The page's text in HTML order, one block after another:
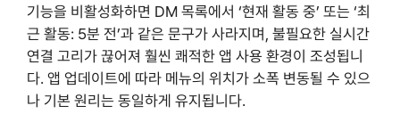
기능을 비활성화하면 DM 목록에서 ‘현재 활동 중’ 또는 ‘최
근 활동: 5분 전’과 같은 문구가 사라지며, 불필요한 실시간
연결 고리가 끊어져 훨씬 쾌적한 앱 사용 환경이 조성됩니
다. 앱 업데이트에 따라 메뉴의 위치가 소폭 변동될 수 있으
나 기본 원리는 동일하게 유지됩니다.